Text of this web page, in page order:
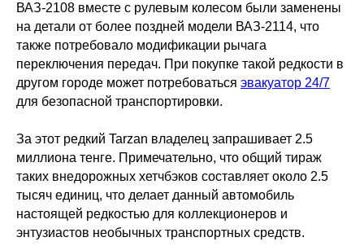
ВАЗ-2108 вместе с рулевым колесом были заменены
на детали от более поздней модели ВАЗ-2114, что
также потребовало модификации рычага
переключения передач. При покупке такой редкости в
другом городе может потребоваться эвакуатор 24/7
для безопасной транспортировки.
За этот редкий Tarzan владелец запрашивает 2.5
миллиона тенге. Примечательно, что общий тираж
таких внедорожных хетчбэков составляет около 2.5
тысяч единиц, что делает данный автомобиль
настоящей редкостью для коллекционеров и
энтузиастов необычных транспортных средств.